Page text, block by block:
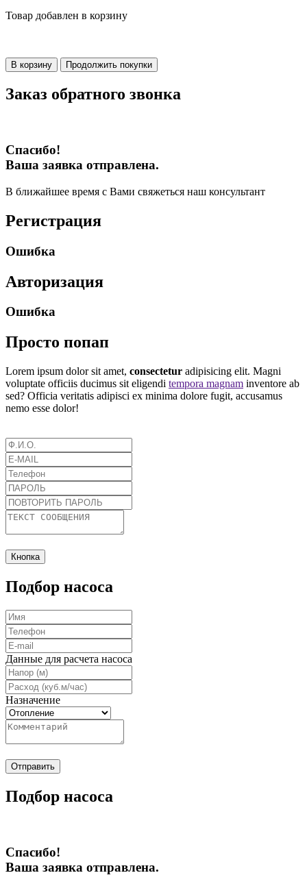
Товар добавлен в корзину
В корзину Продолжить покупки
Заказ обратного звонка
Спасибо!
Ваша заявка отправлена.
В ближайшее время с Вами свяжеться наш консультант
Регистрация
Ошибка
Авторизация
Ошибка
Просто попап
Lorem ipsum dolor sit amet, consectetur adipisicing elit. Magni
voluptate officiis ducimus sit eligendi tempora magnam inventore ab
sed? Officia veritatis adipisci ex minima dolore fugit, accusamus
nemo esse dolor!
Кнопка
Подбор насоса
Данные для расчета насоса
Назначение
Отправить
Подбор насоса
Спасибо!
Ваша заявка отправлена.